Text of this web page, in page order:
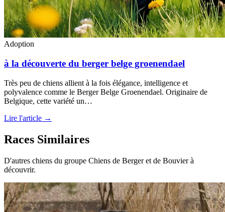
Adoption
à la découverte du berger belge groenendael
Très peu de chiens allient à la fois élégance, intelligence et
polyvalence comme le Berger Belge Groenendael. Originaire de
Belgique, cette variété un…
Lire l'article →
Races Similaires
D'autres chiens du groupe Chiens de Berger et de Bouvier à
découvrir.